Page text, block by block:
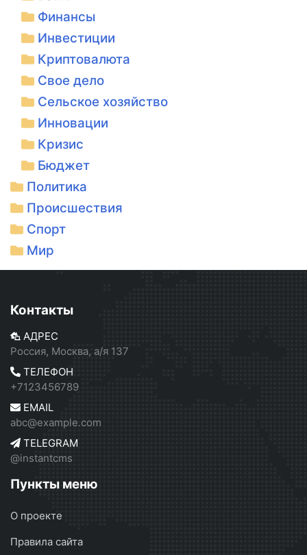
Финансы
Инвестиции
Криптовалюта
Свое дело
Сельское хозяйство
Инновации
Кризис
Бюджет
Политика
Происшествия
Спорт
Мир
Контакты
АДРЕС
Россия, Москва, а/я 137
ТЕЛЕФОН
+7123456789
EMAIL
abc@example.com
TELEGRAM
@instantcms
Пункты меню
О проекте
Правила сайта